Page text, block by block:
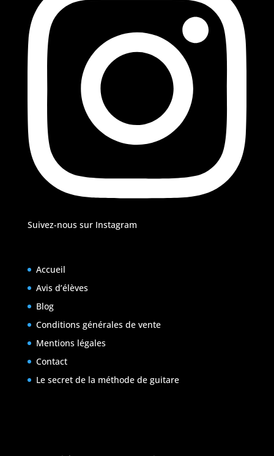
Suivez-nous sur Instagram
Accueil
Avis d’élèves
Blog
Conditions générales de vente
Mentions légales
Contact
Le secret de la méthode de guitare